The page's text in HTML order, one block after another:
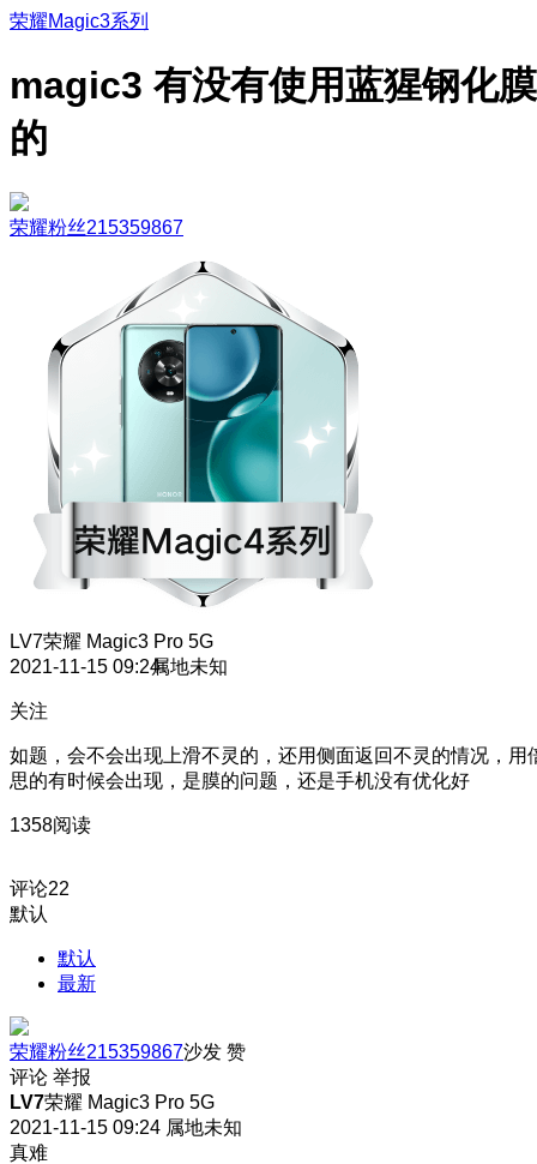
荣耀Magic3系列
magic3 有没有使用蓝猩钢化膜
的
荣耀粉丝215359867
LV7荣耀 Magic3 Pro 5G
2021-11-15 09:24属地未知
关注
如题，会不会出现上滑不灵的，还用侧面返回不灵的情况，用
思的有时候会出现，是膜的问题，还是手机没有优化好
1358阅读
评论22
默认
默认
最新
荣耀粉丝215359867沙发 赞
评论 举报
LV7荣耀 Magic3 Pro 5G
2021-11-15 09:24 属地未知
真难